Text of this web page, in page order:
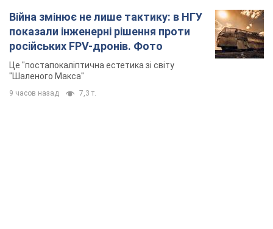
Війна змінює не лише тактику: в НГУ
показали інженерні рішення проти
російських FPV-дронів. Фото
Це "постапокаліптична естетика зі світу
"Шаленого Макса"
9 часов назад 7,3 т.